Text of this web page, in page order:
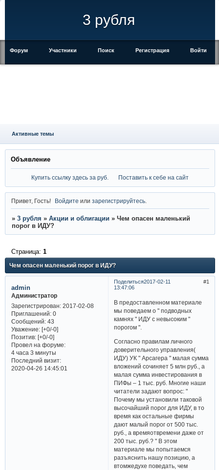
3 рубля
Форум Участники Поиск Регистрация Войти
Активные темы
Объявление
Купить ссылку здесь заруб. Поставить к себе на сайт
Привет, Гость! Войдите илизарегистрируйтесь
» 3 рубля » Акции и облигации » Чем опасен маленький
порог в ИДУ?
Чем опасен маленький порог в ИДУ?
Страница: 1
Поделиться 1
2017-02-11
13:47:06
admin
Администратор
Зарегистрирован: 2017-02-08
Приглашений:0
Сообщений:43
Уважение: [+0/-0]
Позитив: [+0/-0]
Провел на форуме:
4 часа 3 минуты
Последний визит:
2020-04-26 14:45:01
В предоставленном материале
мы поведаем о " подводных
камнях " ИДУ с невысоким "
порогом ".
Согласно правилам личного
доверительного управления(
ИДУ) УК " Арсагера " малая сумма
вложений сочиняет 5 млн руб., а
малая сумма инвестирования в
ПИФы – 1 тыс. руб. Многие наши
читатели задают вопрос: "
Почему мы установили таковой
высочайший порог для ИДУ, в то
время как остальные фирмы
дают малый порог от 500 тыс.
руб., а времяотвремени даже от
200 тыс. руб.? " В этом
материале мы попытаемся
разъяснить нашу позицию, а
втомжедухе поведать, чем